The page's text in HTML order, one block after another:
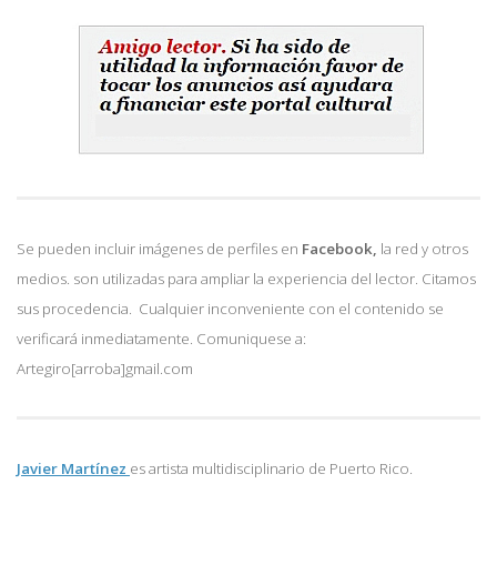
Se pueden incluir imágenes de perfiles en Facebook, la red y otros
medios. son utilizadas para ampliar la experiencia del lector. Citamos
sus procedencia. Cualquier inconveniente con el contenido se
verificará inmediatamente. Comuniquese a:
Artegiro[arroba]gmail.com
Javier Martínez es artista multidisciplinario de Puerto Rico.